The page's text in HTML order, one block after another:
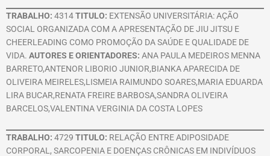
TRABALHO: 4314TITULO: EXTENSÃO UNIVERSITÁRIA: AÇÃO
SOCIAL ORGANIZADA COM A APRESENTAÇÃO DE JIU JITSU E
CHEERLEADING COMO PROMOÇÃO DA SAÚDE E QUALIDADE DE
VIDA. AUTORES E ORIENTADORES: ANA PAULA MEDEIROS MENNA
BARRETO,ANTENOR LIBORIO JUNIOR,BIANKA APARECIDA DE
OLIVEIRA MEIRELES,LISMEIA RAIMUNDO SOARES,MARIA EDUARDA
LIRA BUCAR,RENATA FREIRE BARBOSA,SANDRA OLIVEIRA
BARCELOS,VALENTINA VERGINIA DA COSTA LOPES
TRABALHO: 4729 TITULO: RELAÇÃO ENTRE ADIPOSIDADE
CORPORAL, SARCOPENIA E DOENÇAS CRÔNICAS EM INDIVÍDUOS